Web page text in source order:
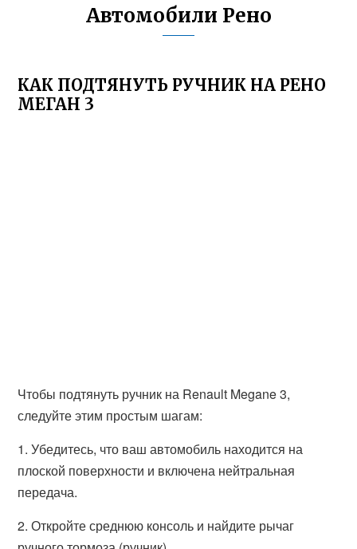
Автомобили Рено
КАК ПОДТЯНУТЬ РУЧНИК НА РЕНО
МЕГАН 3
Чтобы подтянуть ручник на Renault Megane 3,
следуйте этим простым шагам:
1. Убедитесь, что ваш автомобиль находится на
плоской поверхности и включена нейтральная
передача.
2. Откройте среднюю консоль и найдите рычаг